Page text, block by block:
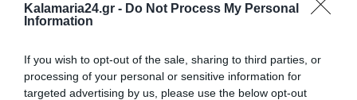
Kalamaria24.gr - Do Not Process My Personal
Information
If you wish to opt-out of the sale, sharing to third parties, or
processing of your personal or sensitive information for
targeted advertising by us, please use the below opt-out
1903 – Αιμίλιος Λεγκράν, Γάλλος συγγραφέας
1908 – Αλέξιος Αλεξάνδροβιτς, μέγας δούκας
της Ρωσίας